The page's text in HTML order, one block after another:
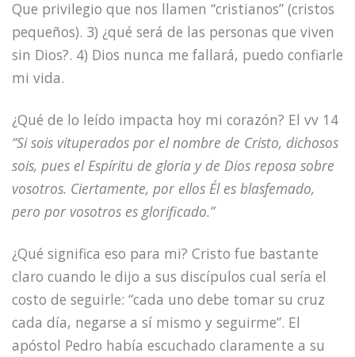
Que privilegio que nos llamen “cristianos” (cristos
pequeños). 3) ¿qué será de las personas que viven
sin Dios?. 4) Dios nunca me fallará, puedo confiarle
mi vida.
¿Qué de lo leído impacta hoy mi corazón? El vv 14
“Si sois vituperados por el nombre de Cristo, dichosos
sois, pues el Espíritu de gloria y de Dios reposa sobre
vosotros. Ciertamente, por ellos Él es blasfemado,
pero por vosotros es glorificado.”
¿Qué significa eso para mi? Cristo fue bastante
claro cuando le dijo a sus discípulos cual sería el
costo de seguirle: “cada uno debe tomar su cruz
cada día, negarse a sí mismo y seguirme”. El
apóstol Pedro había escuchado claramente a su